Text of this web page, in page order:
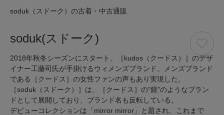
soduk （スドーク） の古着・中古通販
soduk(スドーク)
2018年秋冬シーズンにスタート。［kudos（クードス）］のデザ
イナー工藤司氏が手掛けるウィメンズブランド。メンズブランド
である［クードス］の女性ファンの声もあり実現した。
［soduk（スドーク）］は、［クードス］の”鏡”のようなブラン
ドとして展開しており、ブランド名も反転している。
デビューコレクションは「mirror mirror」と題され、これまで